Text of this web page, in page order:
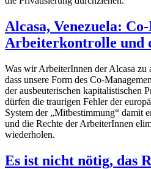
Alcasa, Venezuela:
Arbeiterkontrolle und
Was wir ArbeiterInnen der Alcasa zu
dass unsere Form des Co-
der ausbeuterischen kapitalistischen
dürfen die traurigen Fehler der
System der „Mitbestimmung“ damit
und die Rechte der ArbeiterInnen
wiederholen.
Es ist nicht nötig, das